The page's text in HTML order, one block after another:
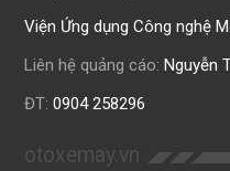
Viện Ứng dụng Công nghệ
Liên hệ quảng cáo: Nguyễn
ĐT: 0904 258296
otoxemay.vn